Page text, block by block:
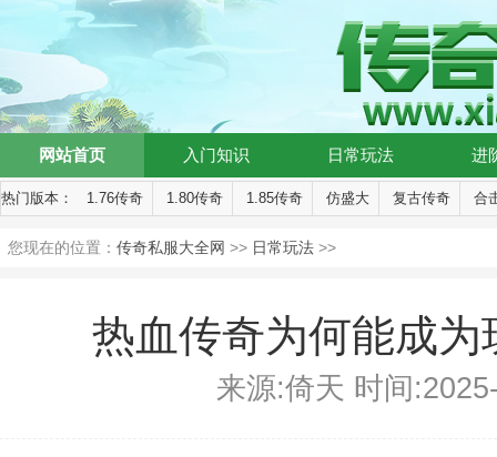
网站首页 入门知识 日常玩法 进
热门版本： 1.76传奇 1.80传奇 1.85传奇 仿盛大 复古传奇 合
您现在的位置： 传奇私服大全网 >> 日常玩法 >>
热血传奇为何能成
来源:倚天 时间